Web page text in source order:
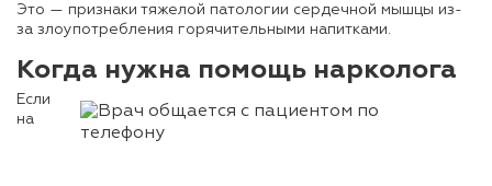
Это — признаки тяжелой патологии сердечной мышцы из-
за злоупотребления горячительными напитками.
Когда нужна помощь нарколога
Если
на